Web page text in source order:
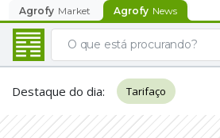
Agrofy Market Agrofy News
Destaque do dia: Tarifaço